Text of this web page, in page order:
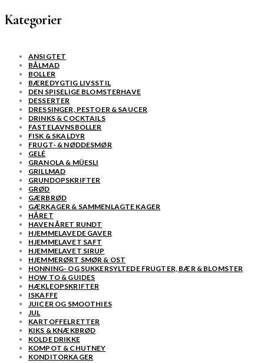
Kategorier
ANSIGTET
BÅLMAD
BOLLER
BÆREDYGTIG LIVSSTIL
DEN SPISELIGE BLOMSTERHAVE
DESSERTER
DRESSINGER, PESTOER & SAUCER
DRINKS & COCKTAILS
FASTELAVNSBOLLER
FISK & SKALDYR
FRUGT- & NØDDESMØR
GELÉ
GRANOLA & MÜESLI
GRILLMAD
GRUNDOPSKRIFTER
GRØD
GÆRBRØD
GÆRKAGER & SAMMENLAGTE KAGER
HÅRET
HAVEN ÅRET RUNDT
HJEMMELAVEDE GAVER
HJEMMELAVET SAFT
HJEMMELAVET SIRUP
HJEMMERØRT SMØR & OST
HONNING- OG SUKKERSYLTEDE FRUGTER, BÆR & BLOMSTER
HOW TO & GUIDES
HÆKLEOPSKRIFTER
ISKAFFE
JUICER OG SMOOTHIES
JUL
KARTOFFELRETTER
KIKS & KNÆKBRØD
KOLDE DRIKKE
KOMPOT & CHUTNEY
KONDITORKAGER